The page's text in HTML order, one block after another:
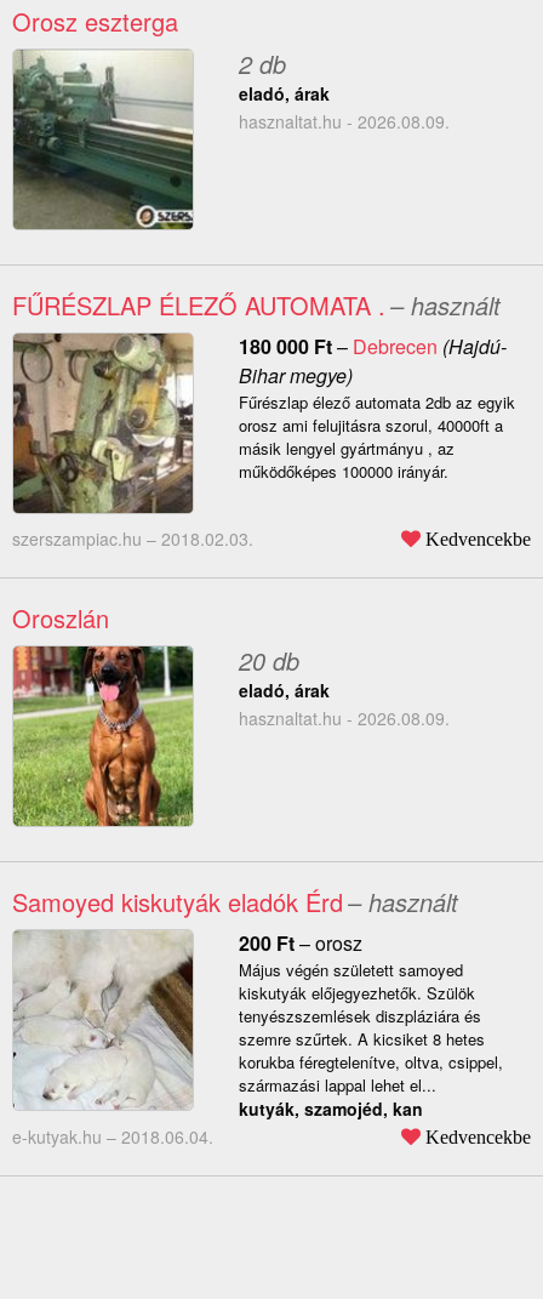
Orosz eszterga
2 db
eladó, árak
hasznaltat.hu - 2026.08.09.
FŰRÉSZLAP ÉLEZŐ AUTOMATA . – használt
180 000 Ft– Debrecen (Hajdú-
Bihar megye)
Fűrészlap élező automata 2db az egyik
orosz ami felujitásra szorul, 40000ft a
másik lengyel gyártmányu , az
működőképes 100000 irányár.
szerszampiac.hu – 2018.02.03. Kedvencekbe
Oroszlán
20 db
eladó, árak
hasznaltat.hu - 2026.08.09.
Samoyed kiskutyák eladók Érd– használt
200 Ft–orosz
Május végén született samoyed
kiskutyák előjegyezhetők. Szülök
tenyészszemlések diszpláziára és
szemre szűrtek. A kicsiket 8 hetes
korukba féregtelenítve, oltva, csippel,
származási lappal lehet el...
kutyák, szamojéd, kan
e-kutyak.hu – 2018.06.04. Kedvencekbe